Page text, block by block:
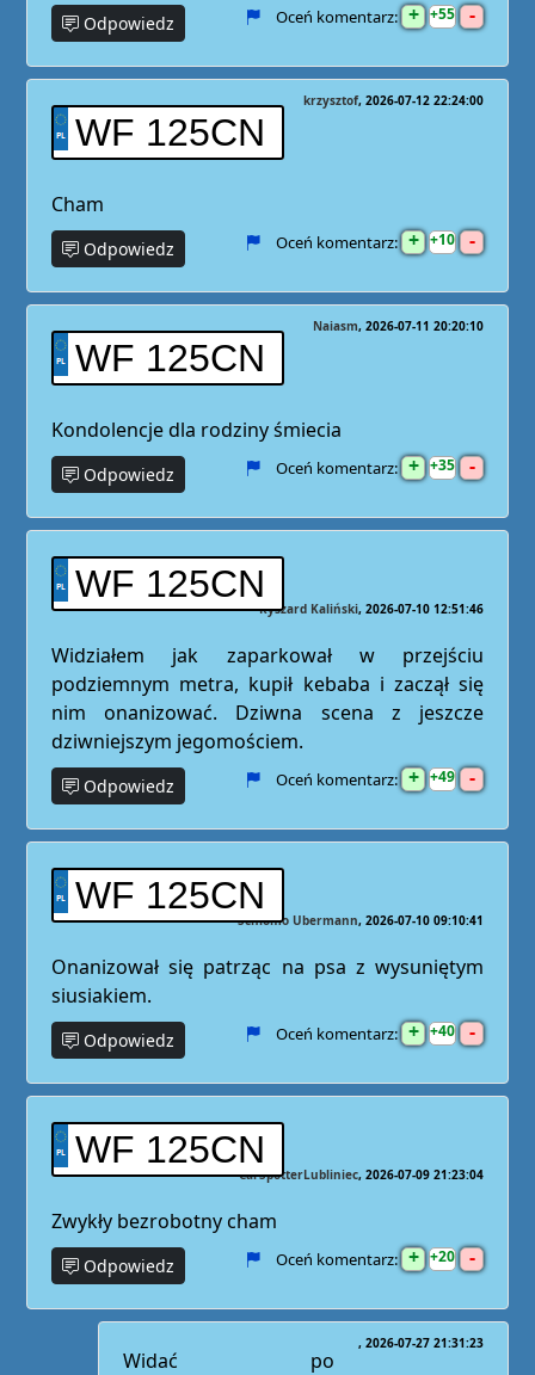
Odpowiedz Oceń komentarz: + 55 -
WF 125CN
krzysztof 2026-07-12 22:24:00
Cham
Odpowiedz Oceń komentarz: + 10 -
WF 125CN
Naiasm 2026-07-11 20:20:10
Kondolencje dla rodziny śmiecia
Odpowiedz Oceń komentarz: + 35 -
WF 125CN
Ryszard Kaliński 2026-07-10 12:51:46
Widziałem jak zaparkował w przejściu
podziemnym metra, kupił kebaba i zaczął się
nim onanizować. Dziwna scena z jeszcze
dziwniejszym jegomościem.
Odpowiedz Oceń komentarz: + 49 -
WF 125CN
Schlomo Ubermann 2026-07-10 09:10:41
Onanizował się patrząc na psa z wysuniętym
siusiakiem.
Odpowiedz Oceń komentarz: + 40 -
WF 125CN
CarSpotterLubliniec 2026-07-09 21:23:04
Zwykły bezrobotny cham
Odpowiedz Oceń komentarz: + 20 -
2026-07-27 21:31:23
Widać po